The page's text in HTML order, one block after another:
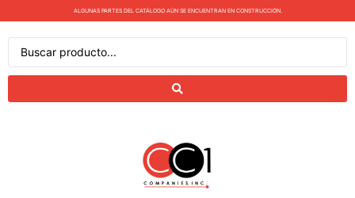
ALGUNAS PARTES DEL CATÁLOGO AÚN SE ENCUENTRAN EN CONSTRUCCIÓN.